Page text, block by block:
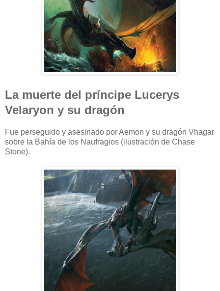
La muerte del príncipe Lucerys
Velaryon y su dragón
Fue perseguido y asesinado por Aemon y su dragón Vhagar
sobre la Bahía de los Naufragios (ilustración de Chase
Stone).